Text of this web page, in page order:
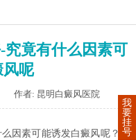
究竟有什么因素可
呢
作者: 昆明白癜风医院
因素可能诱发白癜风呢？在
我
要
挂
号